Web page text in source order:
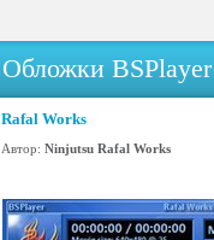
Обложки BSPlayer
Rafal Works
Автор: Ninjutsu Rafal Works